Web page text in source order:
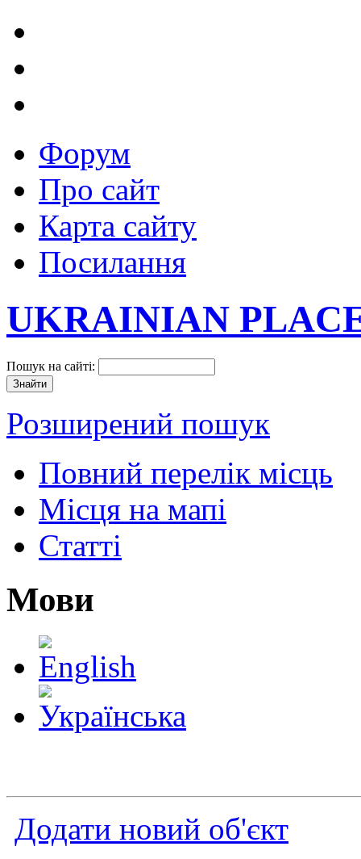
Форум
Про сайт
Карта сайту
Посилання
UKRAINIAN
Пошук на сайті:
Розширений пошук
Повний перелік місць
Місця на мапі
Статті
Мови
Додати новий об'єкт